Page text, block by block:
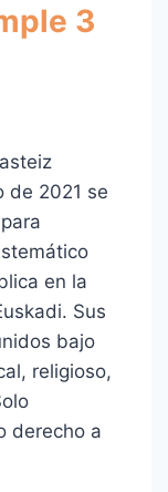
3
de 2021 se
en la
Sus
bajo
religioso,
derecho a